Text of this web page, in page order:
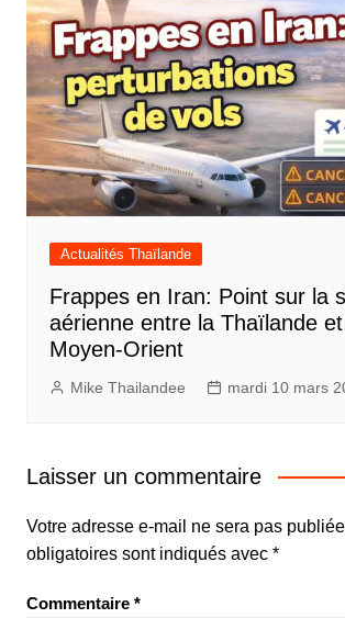
Actualités Thaïlande
Frappes en Iran: Point sur la
aérienne entre la Thaïlande
Moyen-Orient
Mike Thailandee mardi 10 mars
Laisser un commentaire
Votre adresse e-mail ne sera pas
obligatoires sont indiqués avec *
Commentaire *